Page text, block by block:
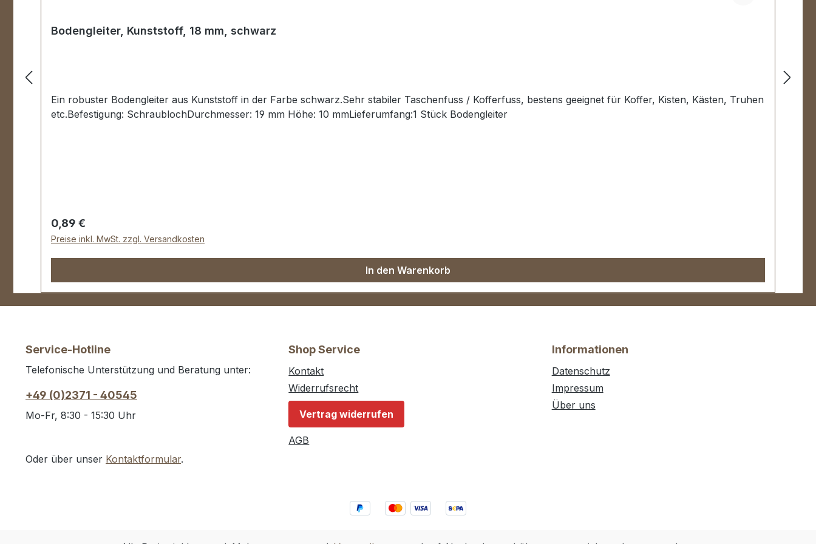
Bodengleiter, Kunststoff, 18 mm, schwarz
Ein robuster Bodengleiter aus Kunststoff in der Farbe schwarz.Sehr stabiler Taschenfuss / Kofferfuss, bestens geeignet für Koffer, Kisten, Kästen, Truhen
etc.Befestigung: SchraublochDurchmesser: 19 mm Höhe: 10 mmLieferumfang:1 Stück Bodengleiter
Regulärer Preis:
0,89 €
Preise inkl. MwSt. zzgl. Versandkosten
In den Warenkorb
Service-Hotline
Telefonische Unterstützung und Beratung unter:
+49 (0)2371 - 40545
Mo-Fr, 8:30 - 15:30 Uhr
Oder über unser Kontaktformular.
Shop Service
Kontakt
Widerrufsrecht
Vertrag widerrufen
AGB
Informationen
Datenschutz
Impressum
Über uns